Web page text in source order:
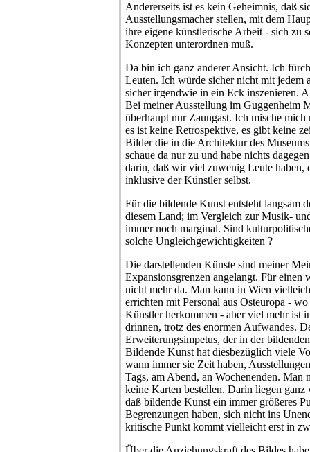
Andererseits ist es kein Geheimnis, daß
Ausstellungsmacher stellen, mit dem
ihre eigene künstlerische Arbeit - sich zu
Konzepten unterordnen muß.
Da bin ich ganz anderer Ansicht. Ich
Leuten. Ich würde sicher nicht mit jedem
sicher irgendwie in ein Eck inszenieren.
Bei meiner Ausstellung im Guggenheim
überhaupt nur Zaungast. Ich mische
es ist keine Retrospektive, es gibt keine
Bilder die in die Architektur des
schaue da nur zu und habe nichts
darin, daß wir viel zuwenig Leute haben,
inklusive der Künstler selbst.
Für die bildende Kunst entsteht langsam
diesem Land; im Vergleich zur Musik-
immer noch marginal. Sind
solche Ungleichgewichtigkeiten ?
Die darstellenden Künste sind meiner
Expansionsgrenzen angelangt. Für einen
nicht mehr da. Man kann in Wien
errichten mit Personal aus Osteuropa -
Künstler herkommen - aber viel mehr ist
drinnen, trotz des enormen Aufwandes.
Erweiterungsimpetus, der in der
Bildende Kunst hat diesbezüglich viele
wann immer sie Zeit haben,
Tags, am Abend, an Wochenenden. Man
keine Karten bestellen. Darin liegen ganz
daß bildende Kunst ein immer größeres
Begrenzungen haben, sich nicht ins
kritische Punkt kommt vielleicht erst in